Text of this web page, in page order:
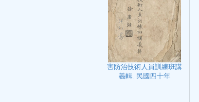
害防治技術人員訓練班講
義輯. 民國四十年